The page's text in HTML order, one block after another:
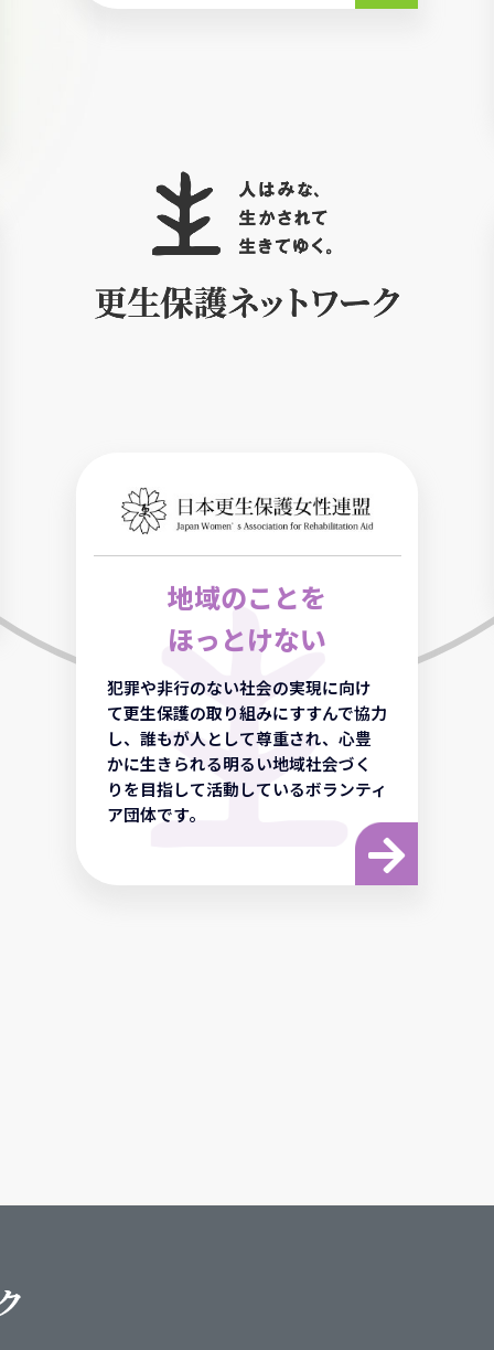
地域のことを
ほっとけない
犯罪や非行のない社会の実現に向け
て更生保護の取り組みにすすんで協力
し、誰もが人として尊重され、心豊
かに生きられる明るい地域社会づく
りを目指して活動しているボランティ
ア団体です。